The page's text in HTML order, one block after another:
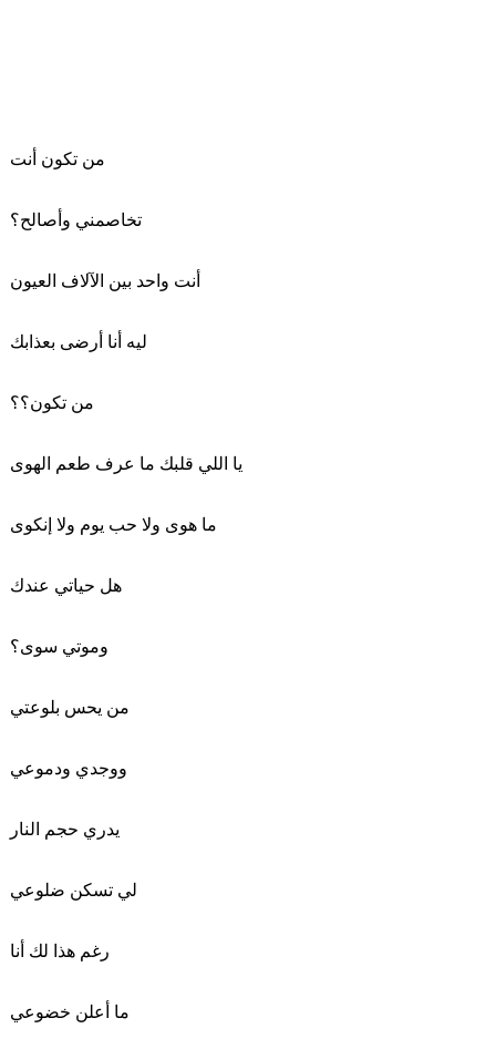
من تكون أنت
تخاصمني وأصالح؟
أنت واحد بين الآلاف العيون
ليه أنا أرضى بعذابك
من تكون؟؟
يا اللي قلبك ما عرف طعم الهوى
ما هوى ولا حب يوم ولا إنكوى
هل حياتي عندك
وموتي سوى؟
من يحس بلوعتي
ووجدي ودموعي
يدري حجم النار
لي تسكن ضلوعي
رغم هذا لك أنا
ما أعلن خضوعي